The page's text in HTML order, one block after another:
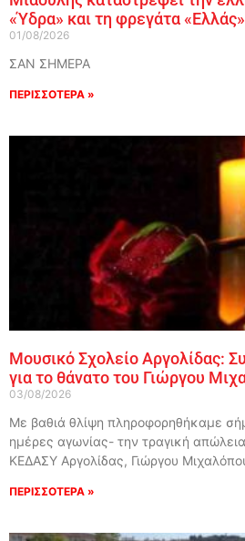
«Ύδρα» και τη φρεγάτα «Ελλάς»
01/08/2026
ΣΑΝ ΣΗΜΕΡΑ
ΠΕΡΙΣΣΟΤΕΡΑ »
Μουσικό Σχολείο Αργολίδας:
για το θάνατο του Γιώργου
03/08/2026
Με βαθιά θλίψη πληροφορηθήκαμε
ημέρες αγωνίας- την τραγική
ΚΕΔΑΣΥ Αργολίδας, Γιώργου
ΠΕΡΙΣΣΟΤΕΡΑ »